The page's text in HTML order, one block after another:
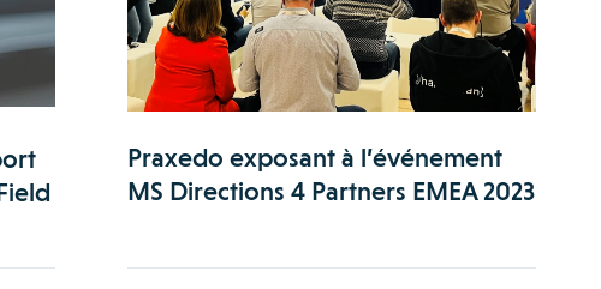
Praxedo exposant à l’événement
MS Directions 4 Partners EMEA 2023